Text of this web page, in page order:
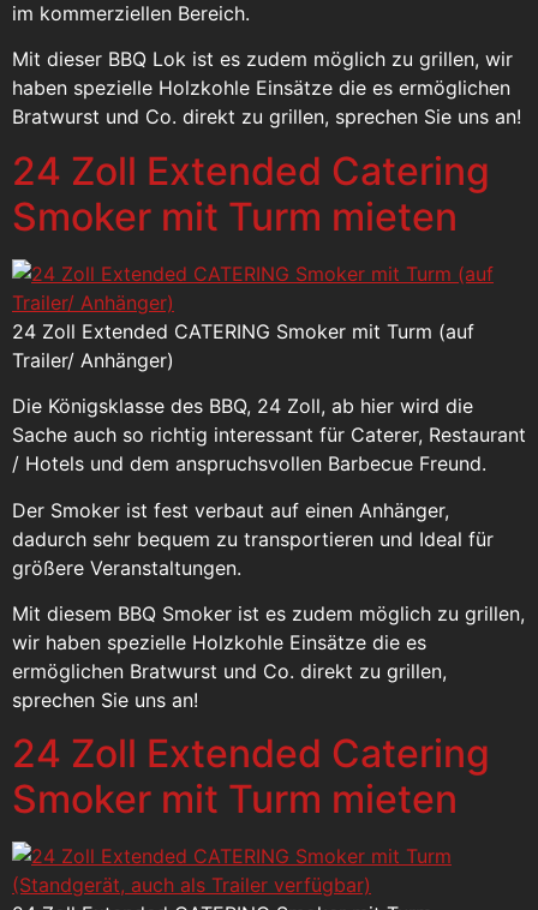
im kommerziellen Bereich.
Mit dieser BBQ Lok ist es zudem möglich zu grillen, wir
haben spezielle Holzkohle Einsätze die es ermöglichen
Bratwurst und Co. direkt zu grillen, sprechen Sie uns an!
24 Zoll Extended Catering
Smoker mit Turm mieten
24 Zoll Extended CATERING Smoker mit Turm (auf
Trailer/ Anhänger)
Die Königsklasse des BBQ, 24 Zoll, ab hier wird die
Sache auch so richtig interessant für Caterer, Restaurant
/ Hotels und dem anspruchsvollen Barbecue Freund.
Der Smoker ist fest verbaut auf einen Anhänger,
dadurch sehr bequem zu transportieren und Ideal für
größere Veranstaltungen.
Mit diesem BBQ Smoker ist es zudem möglich zu grillen,
wir haben spezielle Holzkohle Einsätze die es
ermöglichen Bratwurst und Co. direkt zu grillen,
sprechen Sie uns an!
24 Zoll Extended Catering
Smoker mit Turm mieten